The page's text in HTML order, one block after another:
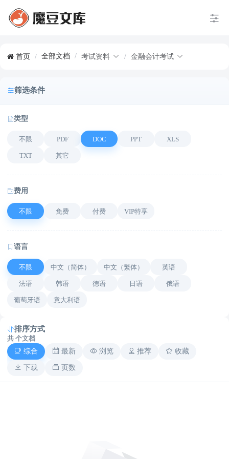
首页 / 全部文档 / 考试资料 / 金融会计考试
筛选条件
类型
不限 PDF DOC PPT XLS
TXT 其它
费用
不限 免费 付费 VIP特享
语言
不限 中文（简体） 中文（繁体） 英语
法语 韩语 德语 日语 俄语
葡萄牙语 意大利语
排序方式
共 个文档
综合
最新 浏览 推荐 收藏
下载 页数